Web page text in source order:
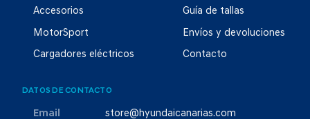
Accesorios
MotorSport
Cargadores eléctricos
Guía de tallas
Envíos y devoluciones
Contacto
DATOS DE CONTACTO
Email store@hyundaicanarias.com